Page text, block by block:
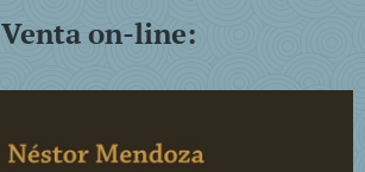
Venta on-line: